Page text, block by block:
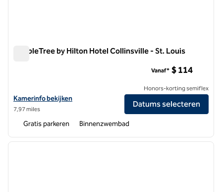
DoubleTree by Hilton Hotel Collinsville - St. Louis
Bekijk hoteldetails voor DoubleTree by Hilton Hotel Collinsville - St.
Kamerinfo bekijken
7,97 miles
Vanaf* $ 114
Honors-korting semiflex
Datums selecteren
Gratis parkeren Binnenzwembad
1 van 12